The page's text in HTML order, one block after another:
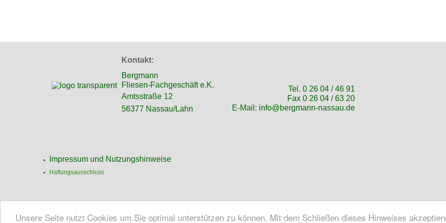
Unsere Seite nutzt Cookies um Sie optimal unterstützen zu können. Mit dem Schließen dieses Hinweises
Kontakt:
Bergmann
Fliesen-Fachgeschäft e.K.
Amtsstraße 12
56377 Nassau/Lahn
Tel. 0 26 04 / 46 91
Fax 0 26 04 / 63 20
E-Mail: info@bergmann-nassau.de
Impressum und Nutzungshinweise
Haftungsausschluss
Copyright © 2026 Bergmann Fliesen-Fachgeschäft e.K. - Nassau